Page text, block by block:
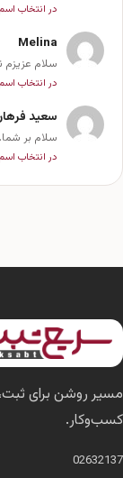
در انتخاب
Melina
سلام عزیزم
در انتخاب
سعید
سلام بر
در انتخاب
مسیر روشن برای
کسب‌وکار.
02632137